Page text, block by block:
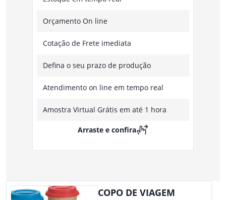
Orçamento On line
Cotação de Frete imediata
Defina o seu prazo de produção
Atendimento on line em tempo real
Amostra Virtual Grátis em até 1 hora
Arraste e confira
COPO DE VIAGEM